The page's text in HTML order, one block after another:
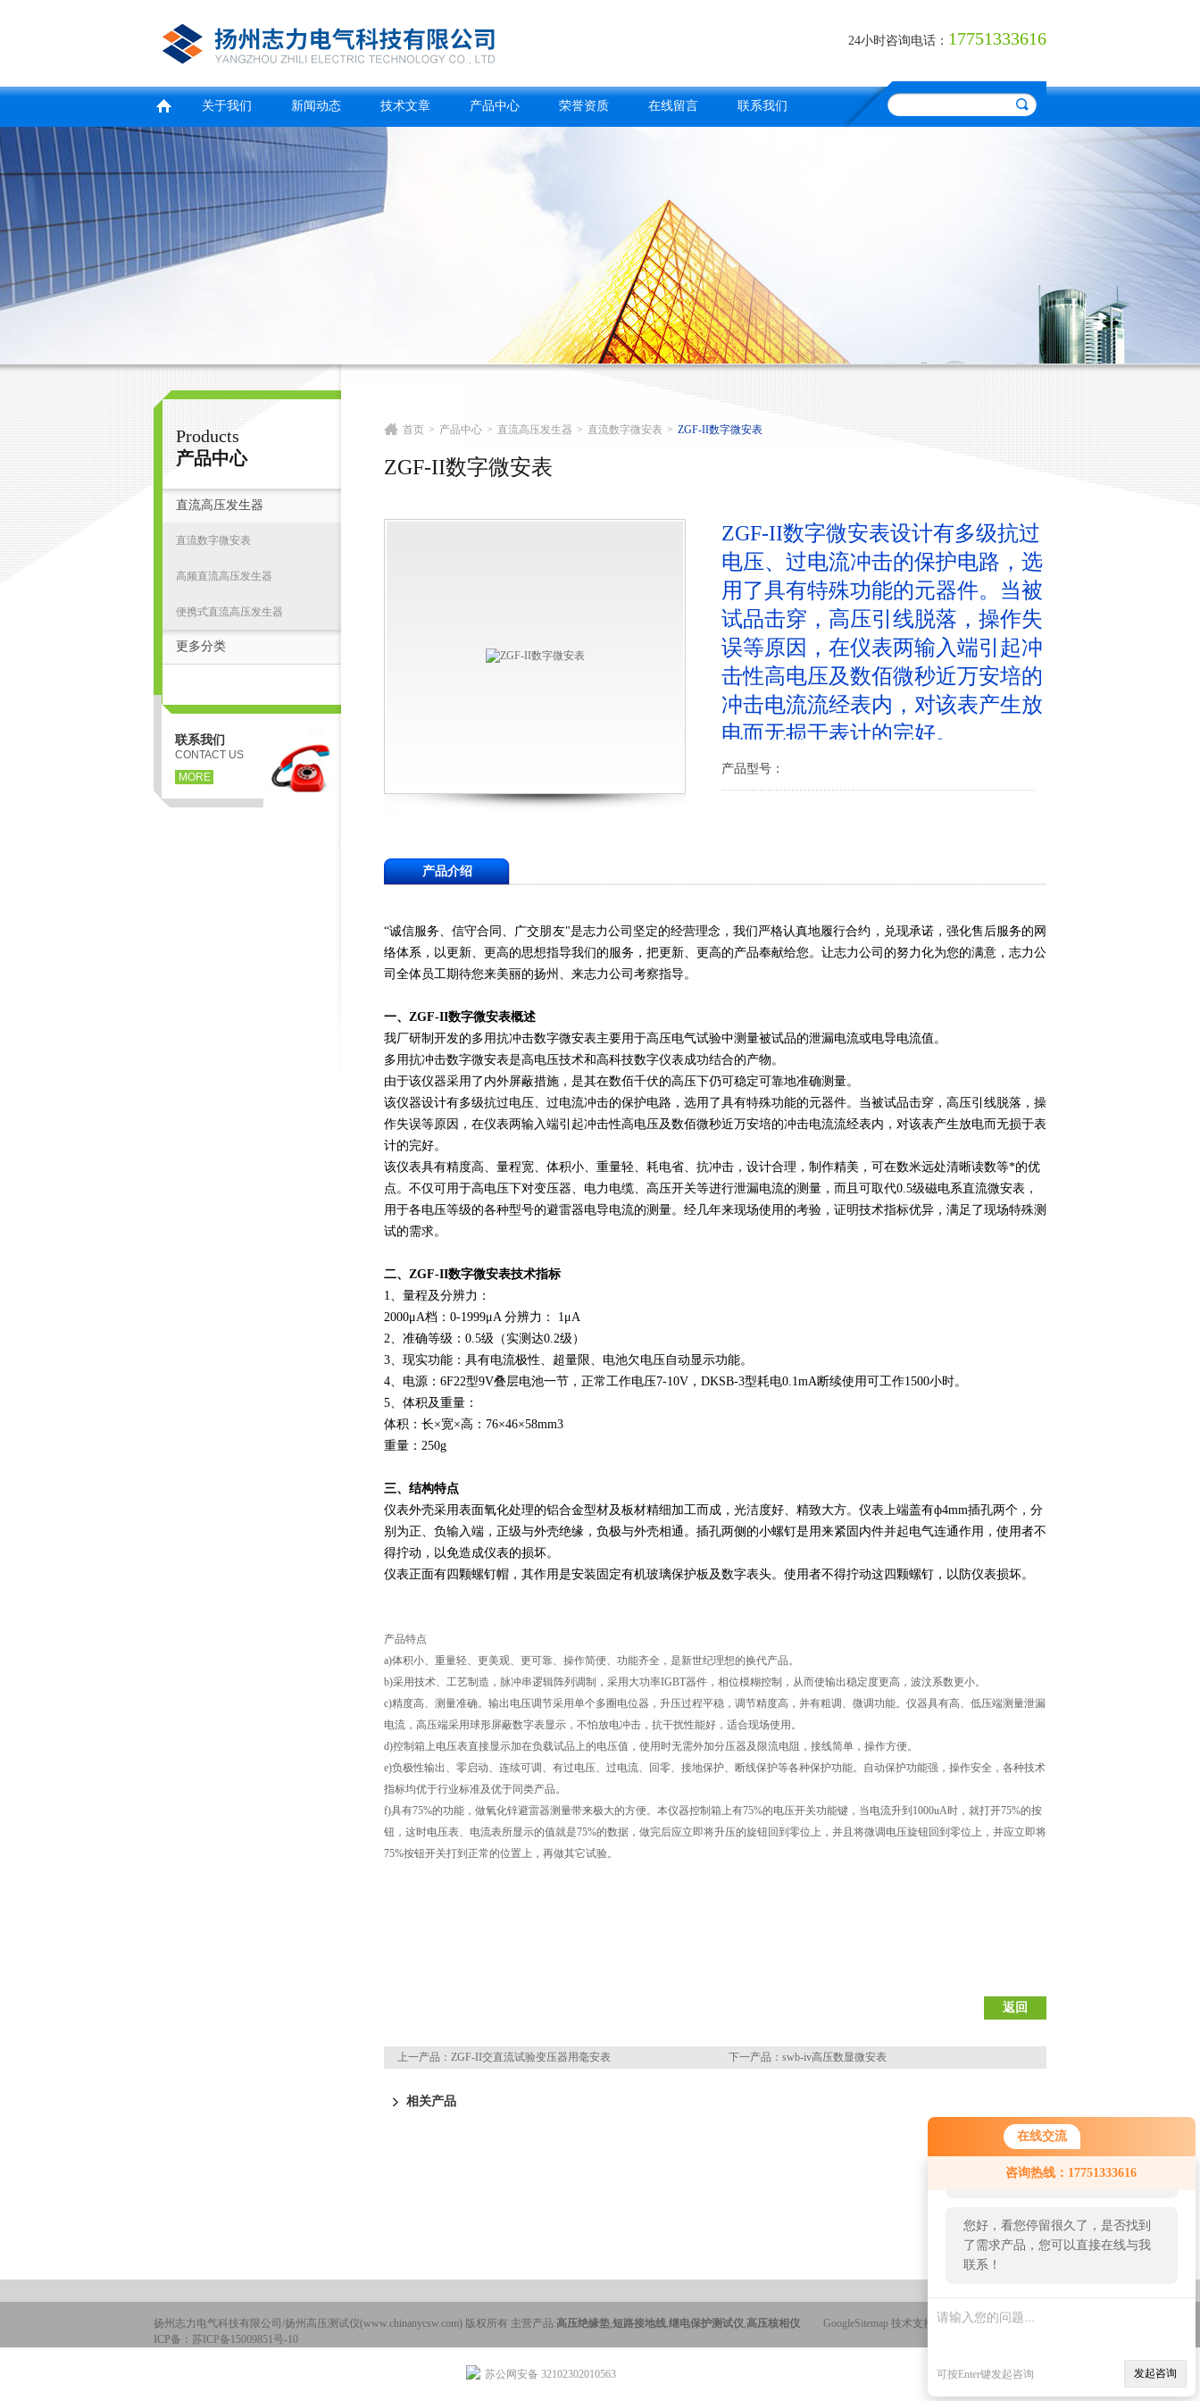
在线交流
咨询热线：17751333616
您好！欢迎前来咨询，很高兴为您
服务，请问您要咨询什么问题呢？
您好，看您停留很久了，是否找到
了需求产品，您可以直接在线与我
联系！
可按Enter键发起咨询 发起咨询
扬州志力电气科技有限公司/扬州高压测试仪
24小时咨询电话： 17751333616
关于我们 新闻动态 技术文章 产品中心 荣誉资质 在线留言 联系我们
Products
产品中心
直流高压发生器
直流数字微安表
高频直流高压发生器
便携式直流高压发生器
更多分类
联系我们
CONTACT US
MORE
首页 > 产品中心 > 直流高压发生器 > 直流数字微安表 > ZGF-II数字微安表
ZGF-II数字微安表
ZGF-II数字微安表设计有多级抗过
电压、过电流冲击的保护电路，选
用了具有特殊功能的元器件。当被
试品击穿，高压引线脱落，操作失
误等原因，在仪表两输入端引起冲
击性高电压及数佰微秒近万安培的
冲击电流流经表内，对该表产生放
电而无损于表计的完好。
产品型号：
产品介绍
“诚信服务、信守合同、广交朋友"是志力公司坚定的经营理念，我们严格认真地履行合约，兑现承诺，强化售后服务的网
络体系，以更新、更高的思想指导我们的服务，把更新、更高的产品奉献给您。让志力公司的努力化为您的满意，志力公
司全体员工期待您来美丽的扬州、来志力公司考察指导。
一、 ZGF-II数字微安表概述
我厂研制开发的多用抗冲击数字微安表主要用于高压电气试验中测量被试品的泄漏电流或电导电流值。
多用抗冲击数字微安表是高电压技术和高科技数字仪表成功结合的产物。
由于该仪器采用了内外屏蔽措施，是其在数佰千伏的高压下仍可稳定可靠地准确测量。
该仪器设计有多级抗过电压、过电流冲击的保护电路，选用了具有特殊功能的元器件。当被试品击穿，高压引线脱落，操
作失误等原因，在仪表两输入端引起冲击性高电压及数佰微秒近万安培的冲击电流流经表内，对该表产生放电而无损于表
计的完好。
该仪表具有精度高、量程宽、体积小、重量轻、耗电省、抗冲击，设计合理，制作精美，可在数米远处清晰读数等*的优
点。不仅可用于高电压下对变压器、电力电缆、高压开关等进行泄漏电流的测量，而且可取代0.5级磁电系直流微安表，
用于各电压等级的各种型号的避雷器电导电流的测量。经几年来现场使用的考验，证明技术指标优异，满足了现场特殊测
试的需求。
二、 ZGF-II数字微安表技术指标
1、量程及分辨力：
2000μA档：0-1999μA 分辨力： 1μA
2、准确等级：0.5级（实测达0.2级）
3、现实功能：具有电流极性、超量限、电池欠电压自动显示功能。
4、电源：6F22型9V叠层电池一节，正常工作电压7-10V，DKSB-3型耗电0.1mA断续使用可工作1500小时。
5、体积及重量：
体积：长×宽×高：76×46×58mm3
重量：250g
三、结构特点
仪表外壳采用表面氧化处理的铝合金型材及板材精细加工而成，光洁度好、精致大方。仪表上端盖有ф4mm插孔两个，分
别为正、负输入端，正级与外壳绝缘，负极与外壳相通。插孔两侧的小螺钉是用来紧固内件并起电气连通作用，使用者不
得拧动，以免造成仪表的损坏。
仪表正面有四颗螺钉帽，其作用是安装固定有机玻璃保护板及数字表头。使用者不得拧动这四颗螺钉，以防仪表损坏。
产品特点
a)体积小、重量轻、更美观、更可靠、操作简便、功能齐全，是新世纪理想的换代产品。
b)采用技术、工艺制造，脉冲串逻辑阵列调制，采用大功率IGBT器件，相位模糊控制，从而使输出稳定度更高，波汶系数更小。
c)精度高、测量准确。输出电压调节采用单个多圈电位器，升压过程平稳，调节精度高，并有粗调、微调功能。仪器具有高、低压端测量泄漏
电流，高压端采用球形屏蔽数字表显示，不怕放电冲击，抗干扰性能好，适合现场使用。
d)控制箱上电压表直接显示加在负载试品上的电压值，使用时无需外加分压器及限流电阻，接线简单，操作方便。
e)负极性输出、零启动、连续可调、有过电压、过电流、回零、接地保护、断线保护等各种保护功能。自动保护功能强，操作安全，各种技术
指标均优于行业标准及优于同类产品。
f)具有75%的功能，做氧化锌避雷器测量带来极大的方便。本仪器控制箱上有75%的电压开关功能键，当电流升到1000uA时，就打开75%的按
钮，这时电压表、电流表所显示的值就是75%的数据，做完后应立即将升压的旋钮回到零位上，并且将微调电压旋钮回到零位上，并应立即将
75%按钮开关打到正常的位置上，再做其它试验。
返回
上一产品： ZGF-II交直流试验变压器用毫安表 下一产品： swb-iv高压数显微安表
相关产品
扬州志力电气科技有限公司/扬州高压测试仪(www.chinanycsw.com) 版权所有 主营产品:高压绝缘垫,短路接地线,继电保护测试仪,高压核相仪 GoogleSitemap 技术支持：智慧城市网 管理登陆
ICP备： 苏ICP备15009851号-10
苏公网安备 32102302010563